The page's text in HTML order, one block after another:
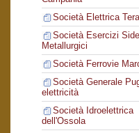
Società Elettrica
Società Esercizi
Metallurgici
Società Ferrovie
Società Generale
elettricità
Società Idroelettrica
dell'Ossola